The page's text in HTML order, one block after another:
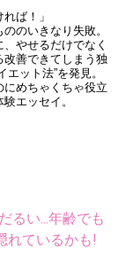
ば！」
のいきなり失敗。
やせるだけでなく
善できてしまう独
エット法”を発見。
にめちゃくちゃ役立
エッセイ。
るい...年齢でも
れているかも!